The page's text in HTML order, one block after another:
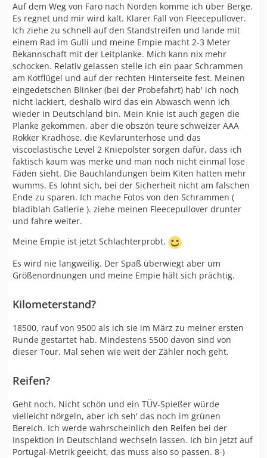
Auf dem Weg von Faro nach Norden komme ich über Berge.
Es regnet und mir wird kalt. Klarer Fall von Fleecepullover.
Ich ziehe zu schnell auf den Standstreifen und lande mit
einem Rad im Gulli und meine Empie macht 2-3 Meter
Bekannschaft mit der Leitplanke. Mich kann nix mehr
schocken. Relativ gelassen stelle ich ein paar Schrammen
am Kotflügel und auf der rechten Hinterseite fest. Meinen
eingedetschen Blinker (bei der Probefahrt) hab' ich noch
nicht lackiert, deshalb wird das ein Abwasch wenn ich
wieder in Deutschland bin. Mein Knie ist auch gegen die
Planke gekommen, aber die obszön teure schweizer AAA
Rokker Kradhose, die Kevlarunterhose und das
viscoelastische Level 2 Kniepolster sorgen dafür, dass ich
faktisch kaum was merke und man noch nicht einmal lose
Fäden sieht. Die Bauchlandungen beim Kiten hatten mehr
wumms. Es lohnt sich, bei der Sicherheit nicht am falschen
Ende zu sparen. Ich mache Fotos von den Schrammen (
bladiblah Gallerie ). ziehe meinen Fleecepullover drunter
und fahre weiter.
Meine Empie ist jetzt Schlachterprobt.
Es wird nie langweilig. Der Spaß überwiegt aber um
Größenordnungen und meine Empie hält sich prächtig.
Kilometerstand?
18500, rauf von 9500 als ich sie im März zu meiner ersten
Runde gestartet hab. Mindestens 5500 davon sind von
dieser Tour. Mal sehen wie weit der Zähler noch geht.
Reifen?
Geht noch. Nicht schön und ein TÜV-Spießer würde
vielleicht nörgeln, aber ich seh' das noch im grünen
Bereich. Ich werde wahrscheinlich den Reifen bei der
Inspektion in Deutschland wechseln lassen. Ich bin jetzt auf
Portugal-Metrik geeicht, das muss also so passen. 8-)